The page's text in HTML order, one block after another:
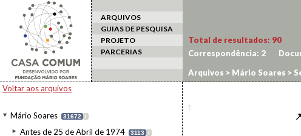
ARQUIVOS
GUIAS DE PESQUISA
PROJETO
PARCERIAS
Voltar aos arquivos
Mário Soares 31672 I
Antes de 25 de Abril de 1974 3113 I
Total de resultados: 90
Correspondência: 2
Arquivos > Mário Soares >